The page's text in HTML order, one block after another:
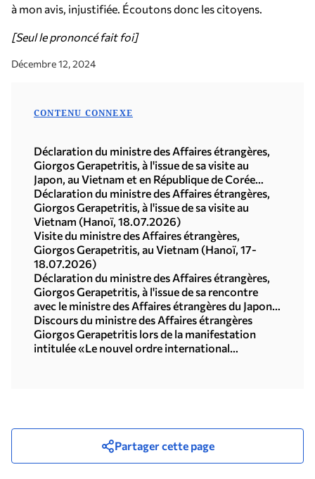
à mon avis, injustifiée. Écoutons donc les citoyens.
[Seul le prononcé fait foi]
Décembre 12, 2024
CONTENU CONNEXE
Déclaration du ministre des Affaires étrangères,
Giorgos Gerapetritis, à l'issue de sa visite au
Japon, au Vietnam et en République de Corée
(Séoul, 21.07.2026)
Déclaration du ministre des Affaires étrangères,
Giorgos Gerapetritis, à l'issue de sa visite au
Vietnam (Hanoï, 18.07.2026)
Visite du ministre des Affaires étrangères,
Giorgos Gerapetritis, au Vietnam (Hanoï, 17-
18.07.2026)
Déclaration du ministre des Affaires étrangères,
Giorgos Gerapetritis, à l'issue de sa rencontre
avec le ministre des Affaires étrangères du Japon,
Toshimitsu Motegi (Tokyo, 16.07.2026)
Discours du ministre des Affaires étrangères
Giorgos Gerapetritis lors de la manifestation
intitulée «Le nouvel ordre international
Partager cette page